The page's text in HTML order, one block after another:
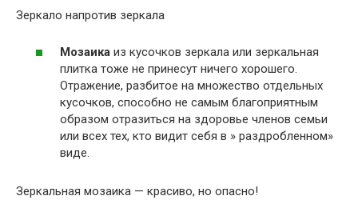
Зеркало напротив зеркала
Мозаика из кусочков зеркала или зеркальная
плитка тоже не принесут ничего хорошего.
Отражение, разбитое на множество отдельных
кусочков, способно не самым благоприятным
образом отразиться на здоровье членов семьи
или всех тех, кто видит себя в » раздробленном»
виде.
Зеркальная мозаика — красиво, но опасно!